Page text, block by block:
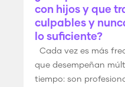
con hijos y que
culpables y
lo suficiente?
Cada vez es más
que desempeñan
tiempo: son